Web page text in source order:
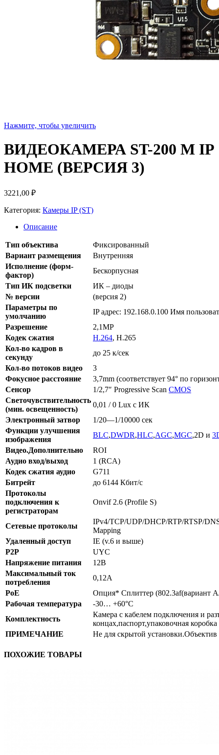
Нажмите, чтобы увеличить
ВИДЕОКАМЕРА ST-200 M IP
HOME (ВЕРСИЯ 3)
3221,00 ₽
Категория: Камеры IP (ST)
Описание
Тип объектива
Фиксированный
Вариант размещения
Внутренняя
Исполнение (форм-
фактор)
Бескорпусная
Тип ИК подсветки
ИК – диоды
№ версии
(версия 2)
Параметры по
умолчанию
IP адрес: 192.168.0.100 Имя
Разрешение
2,1MP
Кодек сжатия
H.264, H.265
Кол-во кадров в
секунду
до 25 к/сек
Кол-во потоков видео
3
Фокусное расстояние
3,7mm (соответствует 94° по
Сенсор
1/2,7″ Progressive Scan CMOS
Светочувствительность
(мин. освещенность)
0,01 / 0 Lux с ИК
Электронный затвор
1/20—1/10000 сек
Функции улучшения
изображения
BLC,DWDR,HLC,AGC,MGC,2D и
Видео.Дополнительно
ROI
Аудио вход/выход
1 (RCA)
Кодек сжатия аудио
G711
Битрейт
до 6144 Кбит/c
Протоколы
подключения к
регистраторам
Onvif 2.6 (Profile S)
Сетевые протоколы
IPv4/TCP/UDP/DHCP/RTP/RTSP/
Mapping
Удаленный доступ
IE (v.6 и выше)
P2P
UYC
Напряжение питания
12В
Максимальный ток
потребления
0,12А
PoE
Опция* Сплиттер (802.3af(вариант
Рабочая температура
-30… +60°С
Комплектность
Камера с кабелем подключения и
концах,паспорт,упаковочная коробка
ПРИМЕЧАНИЕ
Не для скрытой
ПОХОЖИЕ ТОВАРЫ